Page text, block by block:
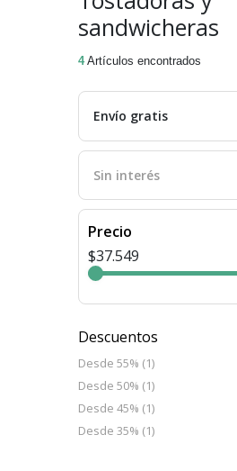
sandwicheras
4Artículos encontrados
Envío gratis
Sin interés
Precio
$37.549
Descuentos
Desde 55% (1)
Desde 50% (1)
Desde 45% (1)
Desde 35% (1)